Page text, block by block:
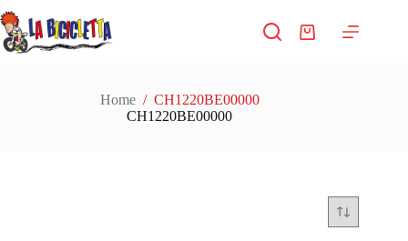
al
contenuto
Carrello
Home / CH1220BE00000
CH1220BE00000